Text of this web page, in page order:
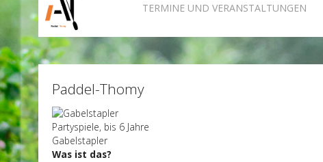
TERMINE UND VERANSTALTUNGEN
Paddel-Thomy
Partyspiele, bis 6 Jahre
Gabelstapler
Was ist das?